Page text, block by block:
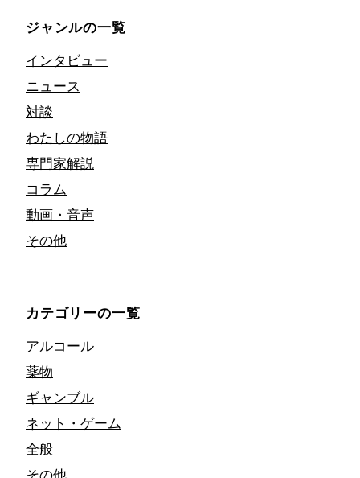
ジャンルの一覧
インタビュー
ニュース
対談
わたしの物語
専門家解説
コラム
動画・音声
その他
カテゴリーの一覧
アルコール
薬物
ギャンブル
ネット・ゲーム
全般